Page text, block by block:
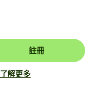
註冊
了解更多